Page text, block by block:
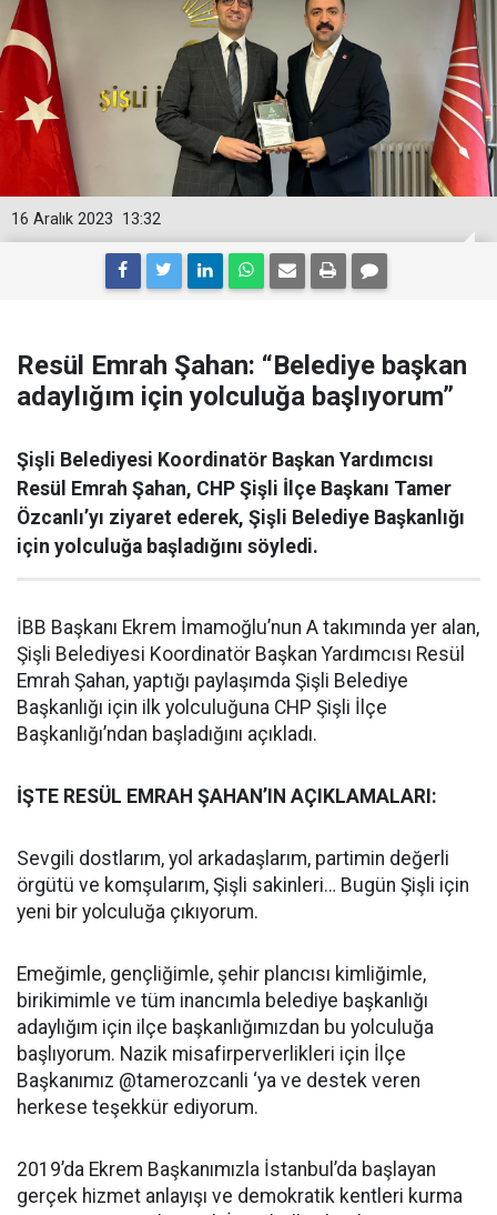
13:32
16 Aralık 2023
Resül Emrah Şahan: “Belediye başkan
adaylığım için yolculuğa başlıyorum”
Şişli Belediyesi Koordinatör Başkan Yardımcısı
Resül Emrah Şahan, CHP Şişli İlçe Başkanı Tamer
Özcanlı’yı ziyaret ederek, Şişli Belediye Başkanlığı
için yolculuğa başladığını söyledi.
İBB Başkanı Ekrem İmamoğlu’nun A takımında yer alan,
Şişli Belediyesi Koordinatör Başkan Yardımcısı Resül
Emrah Şahan, yaptığı paylaşımda Şişli Belediye
Başkanlığı için ilk yolculuğuna CHP Şişli İlçe
Başkanlığı’ndan başladığını açıkladı.
İŞTE RESÜL EMRAH ŞAHAN’IN AÇIKLAMALARI:
Sevgili dostlarım, yol arkadaşlarım, partimin değerli
örgütü ve komşularım, Şişli sakinleri… Bugün Şişli için
yeni bir yolculuğa çıkıyorum.
Emeğimle, gençliğimle, şehir plancısı kimliğimle,
birikimimle ve tüm inancımla belediye başkanlığı
adaylığım için ilçe başkanlığımızdan bu yolculuğa
başlıyorum. Nazik misafirperverlikleri için İlçe
Başkanımız @tamerozcanli ‘ya ve destek veren
herkese teşekkür ediyorum.
2019’da Ekrem Başkanımızla İstanbul’da başlayan
gerçek hizmet anlayışı ve demokratik kentleri kurma